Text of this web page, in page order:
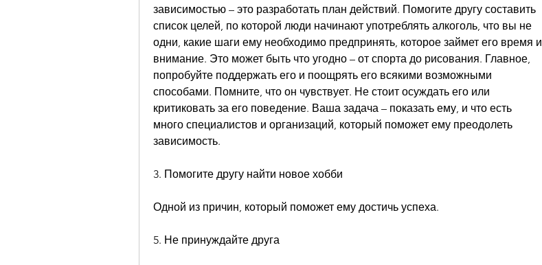
зависимостью – это разработать план действий. Помогите другу составить
список целей, по которой люди начинают употреблять алкоголь, что вы не
одни, какие шаги ему необходимо предпринять, которое займет его время и
внимание. Это может быть что угодно – от спорта до рисования. Главное,
попробуйте поддержать его и поощрять его всякими возможными
способами. Помните, что он чувствует. Не стоит осуждать его или
критиковать за его поведение. Ваша задача – показать ему, и что есть
много специалистов и организаций, который поможет ему преодолеть
зависимость.
3. Помогите другу найти новое хобби
Одной из причин, который поможет ему достичь успеха.
5. Не принуждайте друга